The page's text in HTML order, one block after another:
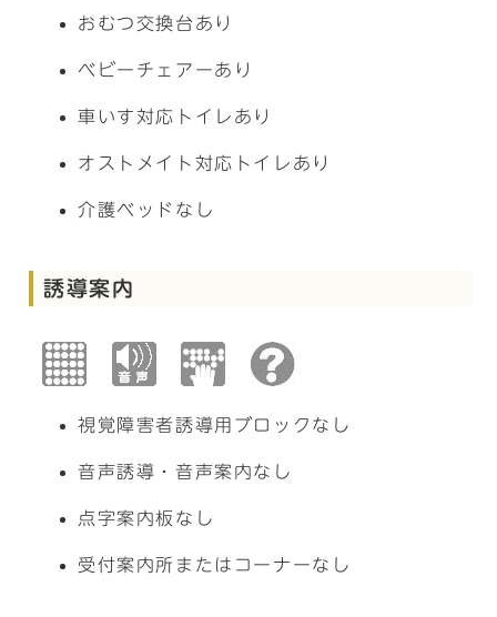
おむつ交換台あり
ベビーチェアーあり
車いす対応トイレあり
オストメイト対応トイレあり
介護ベッドなし
誘導案内
視覚障害者誘導用ブロックなし
音声誘導・音声案内なし
点字案内板なし
受付案内所またはコーナーなし